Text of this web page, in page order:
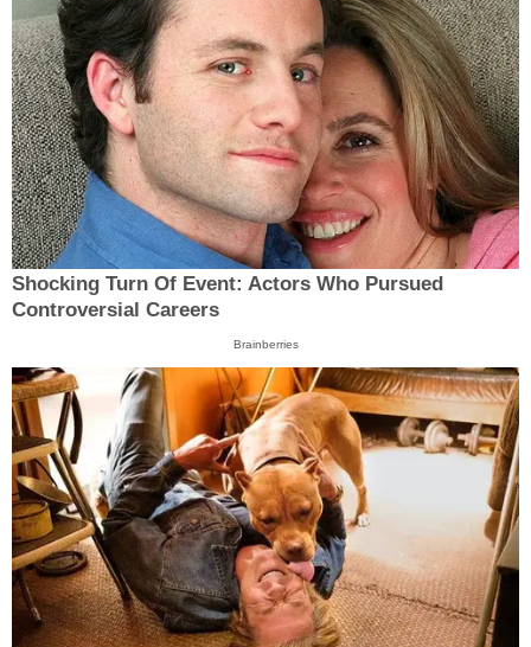
Shocking Turn Of Event: Actors Who Pursued
Controversial Careers
Brainberries